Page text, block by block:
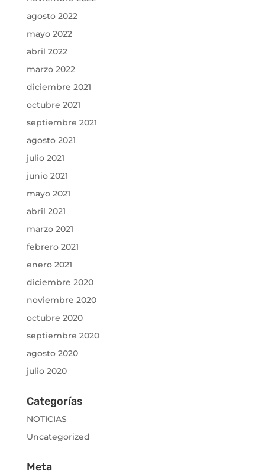
agosto 2022
mayo 2022
abril 2022
marzo 2022
diciembre 2021
octubre 2021
septiembre 2021
agosto 2021
julio 2021
junio 2021
mayo 2021
abril 2021
marzo 2021
febrero 2021
enero 2021
diciembre 2020
noviembre 2020
octubre 2020
septiembre 2020
agosto 2020
julio 2020
Categorías
NOTICIAS
Uncategorized
Meta